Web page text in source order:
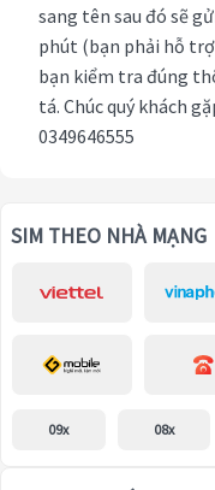
sang tên sau đó sẽ
phút (bạn phải hỗ
bạn kiểm tra đúng
tá. Chúc quý khách
0349646555
SIM THEO NHÀ MẠNG
09x 08x